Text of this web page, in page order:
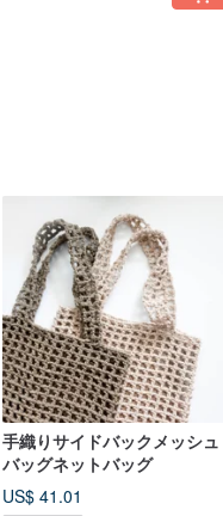
手織りサイドバックメッシュ
バッグネットバッグ
US$ 41.01